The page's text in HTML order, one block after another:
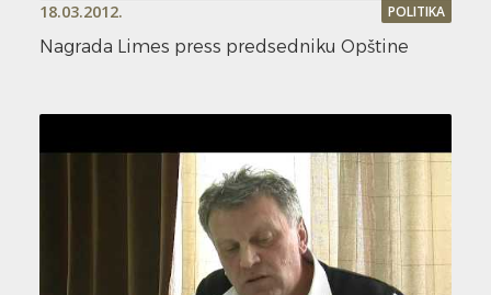
18.03.2012. POLITIKA
Nagrada Limes press predsedniku Opštine